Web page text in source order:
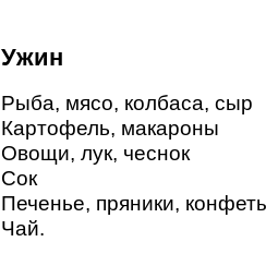
Ужин
Рыба, мясо, колбаса, сыр
Картофель, макароны
Овощи, лук, чеснок
Сок
Печенье, пряники,
Чай.